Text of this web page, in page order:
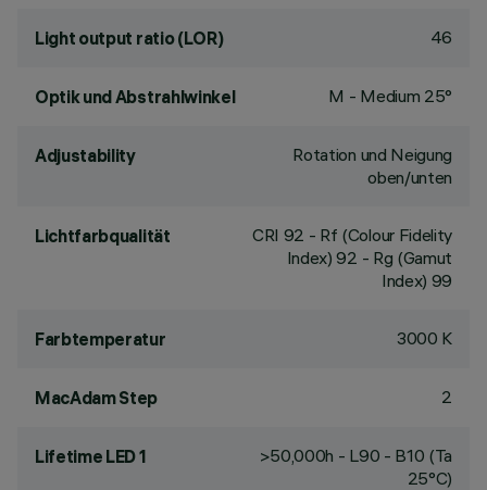
Light output ratio (LOR) 46
Optik und Abstrahlwinkel M - Medium 25°
Adjustability
Rotation und Neigung
oben/unten
Lichtfarbqualität CRI 92 - Rf (Colour Fidelity
Index) 92 - Rg (Gamut
Index) 99
Farbtemperatur 3000 K
MacAdam Step 2
Lifetime LED 1
>50,000h - L90 - B10 (Ta
25°C)